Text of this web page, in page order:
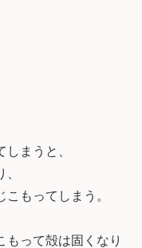
まうと、
もってしまう。
もって殻は固くなり